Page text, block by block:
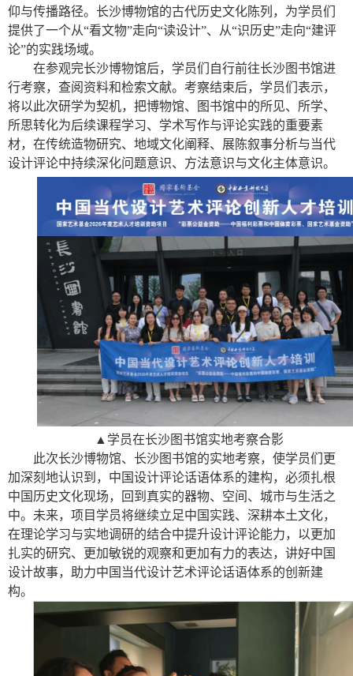
仰与传播路径。长沙博物馆的古代历史文化陈列，为学员们
提供了一个从“看文物”走向“读设计”、从“识历史”走向“建评
论”的实践场域。
在参观完长沙博物馆后，学员们自行前往长沙图书馆进
行考察，查阅资料和检索文献。考察结束后，学员们表示，
将以此次研学为契机，把博物馆、图书馆中的所见、所学、
所思转化为后续课程学习、学术写作与评论实践的重要素
材，在传统造物研究、地域文化阐释、展陈叙事分析与当代
设计评论中持续深化问题意识、方法意识与文化主体意识。
▲学员在长沙图书馆实地考察合影
此次长沙博物馆、长沙图书馆的实地考察，使学员们更
加深刻地认识到，中国设计评论话语体系的建构，必须扎根
中国历史文化现场，回到真实的器物、空间、城市与生活之
中。未来，项目学员将继续立足中国实践、深耕本土文化，
在理论学习与实地调研的结合中提升设计评论能力，以更加
扎实的研究、更加敏锐的观察和更加有力的表达，讲好中国
设计故事，助力中国当代设计艺术评论话语体系的创新建
构。